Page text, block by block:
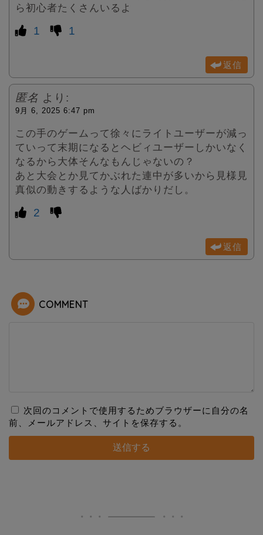
ら初心者たくさんいるよ
1 1
返信
匿名 より:
9月 6, 2025 6:47 pm
この手のゲームって徐々にライトユーザーが減っ
ていって末期になるとヘビィユーザーしかいなく
なるから大体そんなもんじゃないの？
あと大会とか見てかぶれた連中が多いから見様見
真似の動きするような人ばかりだし。
2
返信
COMMENT
次回のコメントで使用するためブラウザーに自分の名
前、メールアドレス、サイトを保存する。